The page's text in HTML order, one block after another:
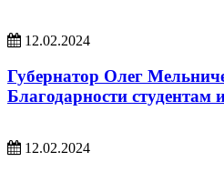
12.02.2024
Губернатор Олег
Благодарности студентам
12.02.2024